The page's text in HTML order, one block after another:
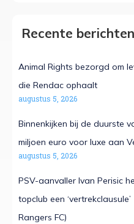
Recente berichten
Animal Rights bezorgd om
die Rendac ophaalt
augustus 5, 2026
Binnenkijken bij de duurste
miljoen euro voor luxe aan
augustus 5, 2026
PSV-aanvaller Ivan Perisic
topclub een
Rangers FC)